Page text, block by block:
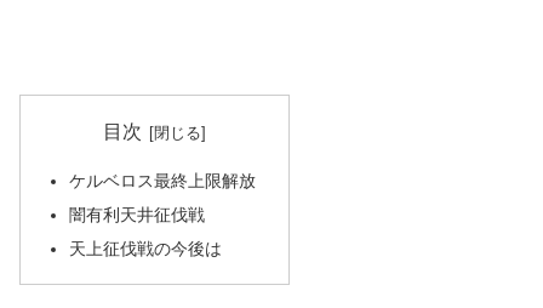
目次
ケルベロス最終上限解放
闇有利天井征伐戦
天上征伐戦の今後は